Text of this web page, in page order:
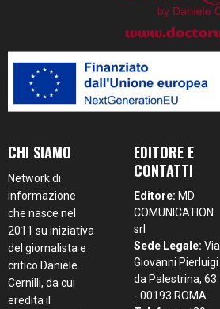
CHI SIAMO
Network di
informazione
che nasce nel
2011 su iniziativa
del giornalista e
critico Daniele
Cernilli, da cui
eredita il
EDITORE E
CONTATTI
Editore: MD
COMUNICATION
srl
Sede Legale: Via
Giovanni Pierluigi
da Palestrina, 63
- 00193 ROMA